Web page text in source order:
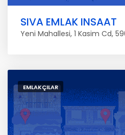
SIVA EMLAK INSAAT
Yeni Mahallesi, 1 Kasim Cd,
EMLAKÇILAR